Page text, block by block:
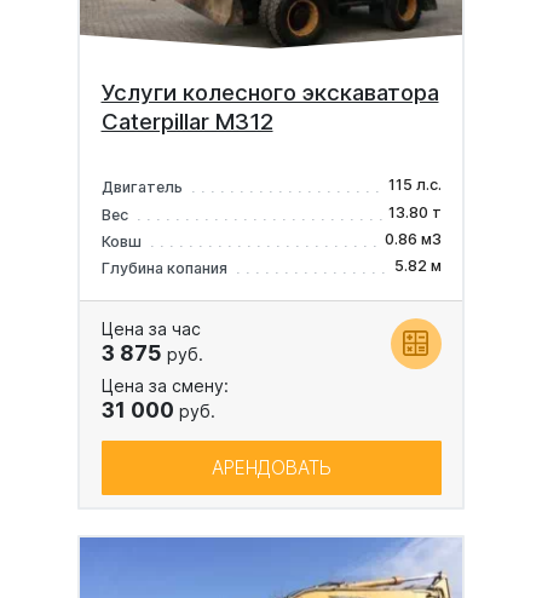
Услуги колесного экскаватора
Caterpillar M312
Двигатель
115 л.с.
Вес
13.80 т
Ковш
0.86 м3
Глубина копания
5.82 м
Цена за час
3 875 руб.
Цена за смену:
31 000 руб.
АРЕНДОВАТЬ